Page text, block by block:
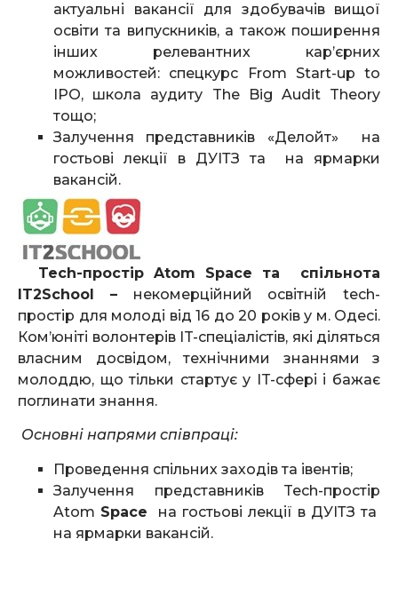
актуальні вакансії для здобувачів вищої
освіти та випускників, а також поширення
інших релевантних кар’єрних
можливостей: спецкурс From Start-up to
IPO, школа аудиту The Big Audit Theory
тощо;
Залучення представників «Делойт» на
гостьові лекції в ДУІТЗ та на ярмарки
вакансій.
Tech-простірAtom Space та
спільнота
IT2School –некомерційний освітній tech-
простір для молоді від 16 до 20 років у м. Одесі.
Ком’юніті волонтерів IT-спеціалістів, які діляться
власним досвідом, технічними знаннями з
молоддю, що тільки стартує у IT-сфері і бажає
поглинати знання.
Основні напрями співпраці:
Проведення спільних заходів та івентів;
Залучення представників Tech-простір
Atom Space на гостьові лекції в ДУІТЗ та
на ярмарки вакансій.